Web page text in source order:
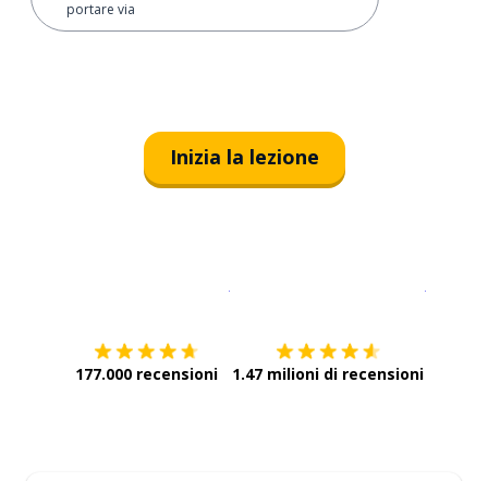
portare via
Inizia la lezione
177.000 recensioni 1.47 milioni di recensioni